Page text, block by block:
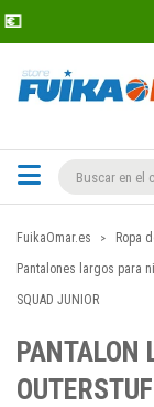
FuikaOmar.es Ropa
Pantalones largos para
SQUAD JUNIOR
PANTALON